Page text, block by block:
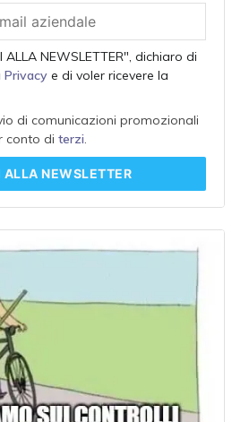
ALLA NEWSLETTER", dichiaro di
e di voler ricevere la
di comunicazioni promozionali
conto di terzi.
ALLA NEWSLETTER